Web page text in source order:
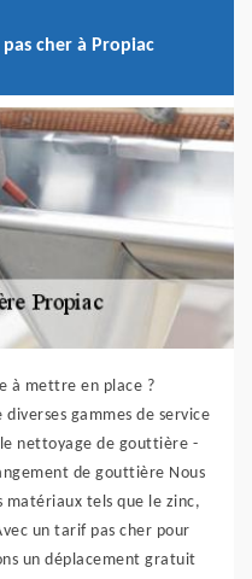
cher à Propiac
à mettre en place ?
gammes de service
nettoyage de gouttière -
de gouttière Nous
tels que le zinc,
un tarif pas cher pour
un déplacement gratuit